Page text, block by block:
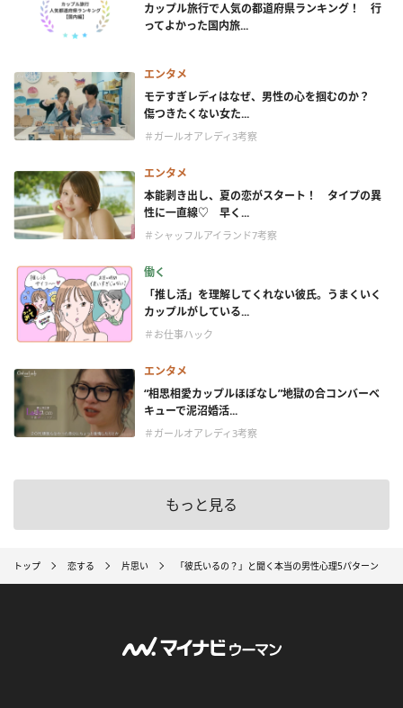
カップル旅行で人気の都道府県ランキング！ 行
ってよかった国内旅...
エンタメ
モテすぎレディはなぜ、男性の心を掴むのか？
傷つきたくない女た...
＃ガールオアレディ3考察
エンタメ
本能剥き出し、夏の恋がスタート！ タイプの異
性に一直線♡ 早く...
＃シャッフルアイランド7考察
働く
「推し活」を理解してくれない彼氏。うまくいく
カップルがしている...
＃お仕事ハック
エンタメ
“相思相愛カップルほぼなし”地獄の合コンバーベ
キューで泥沼婚活...
＃ガールオアレディ3考察
もっと見る
トップ 恋する 片思い 「彼氏いるの？」と聞く本当の男性心理5パターン